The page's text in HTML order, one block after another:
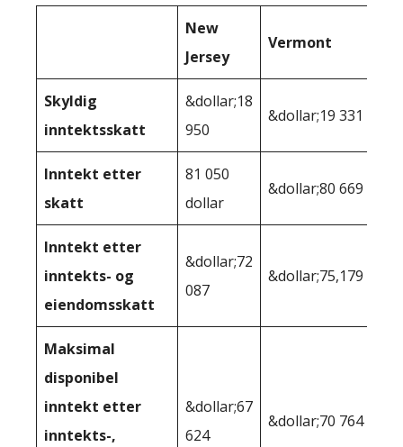
New
Jersey
Vermont
Skyldig
inntektsskatt
&dollar;18
950
&dollar;19 331
Inntekt etter
skatt
81 050
dollar
&dollar;80 669
Inntekt etter
inntekts- og
eiendomsskatt
&dollar;72
087
&dollar;75,179
Maksimal
disponibel
inntekt etter
inntekts-,
&dollar;67
624
&dollar;70 764